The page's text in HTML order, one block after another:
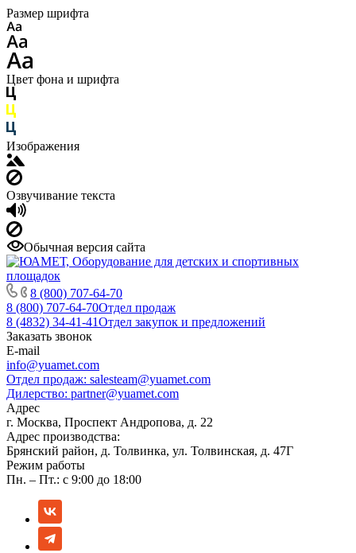
Размер шрифта
Цвет фона и шрифта
Изображения
Озвучивание текста
Обычная версия сайта
8 (800) 707-64-70
8 (800) 707-64-70Отдел продаж
8 (4832) 34-41-41Отдел закупок и предложений
Заказать звонок
E-mail
info@yuamet.com
Отдел продаж: salesteam@yuamet.com
Дилерство: partner@yuamet.com
Адрес
г. Москва, Проспект Андропова, д. 22
Адрес производства:
Брянский район, д. Толвинка, ул. Толвинская, д. 47Г
Режим работы
Пн. – Пт.: с 9:00 до 18:00